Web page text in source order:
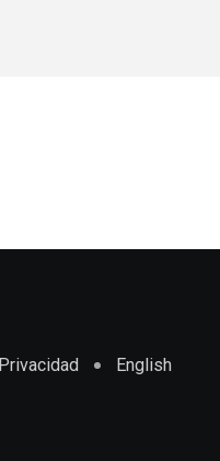
Privacidad English